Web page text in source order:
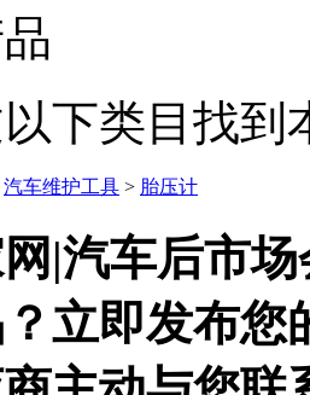
下类目找到
汽车维护工具 > 胎压计
|汽车后市场
立即发布您